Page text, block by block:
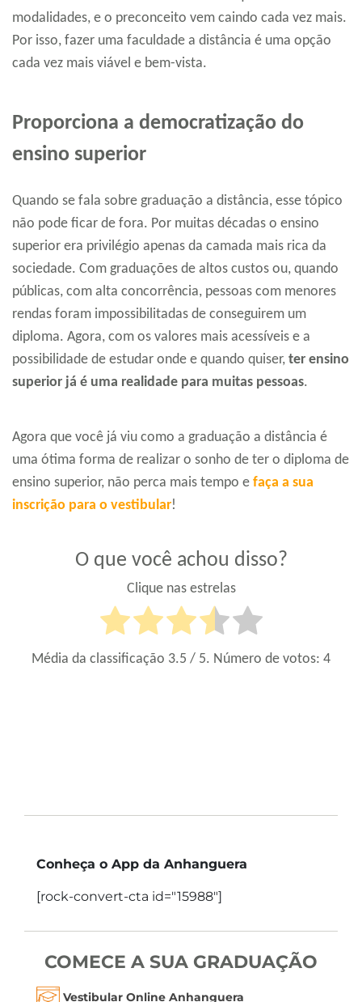
modalidades, e o preconceito vem caindo cada vez mais.
Por isso, fazer uma faculdade a distância é uma opção
cada vez mais viável e bem-vista.
Proporciona a democratização do
ensino superior
Quando se fala sobre graduação a distância, esse tópico
não pode ficar de fora. Por muitas décadas o ensino
superior era privilégio apenas da camada mais rica da
sociedade. Com graduações de altos custos ou, quando
públicas, com alta concorrência, pessoas com menores
rendas foram impossibilitadas de conseguirem um
diploma. Agora, com os valores mais acessíveis e a
possibilidade de estudar onde e quando quiser, ter ensino
superior já é uma realidade para muitas pessoas.
Agora que você já viu como a graduação a distância é
uma ótima forma de realizar o sonho de ter o diploma de
ensino superior, não perca mais tempo e faça a sua
inscrição para o vestibular!
O que você achou disso?
Clique nas estrelas
Média da classificação 3.5 / 5. Número de votos: 4
Conheça o App da Anhanguera
[rock-convert-cta id="15988"]
COMECE A SUA GRADUAÇÃO
Vestibular Online Anhanguera